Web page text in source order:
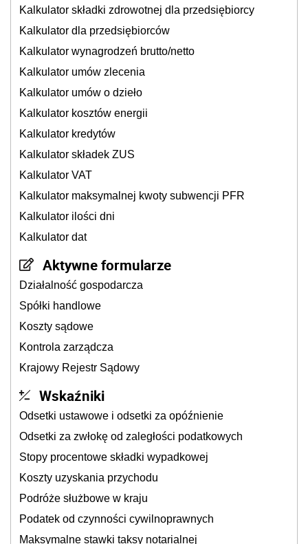
Kalkulator składki zdrowotnej dla przedsiębiorcy
Kalkulator dla przedsiębiorców
Kalkulator wynagrodzeń brutto/netto
Kalkulator umów zlecenia
Kalkulator umów o dzieło
Kalkulator kosztów energii
Kalkulator kredytów
Kalkulator składek ZUS
Kalkulator VAT
Kalkulator maksymalnej kwoty subwencji PFR
Kalkulator ilości dni
Kalkulator dat
Aktywne formularze
Działalność gospodarcza
Spółki handlowe
Koszty sądowe
Kontrola zarządcza
Krajowy Rejestr Sądowy
Wskaźniki
Odsetki ustawowe i odsetki za opóźnienie
Odsetki za zwłokę od zaległości podatkowych
Stopy procentowe składki wypadkowej
Koszty uzyskania przychodu
Podróże służbowe w kraju
Podatek od czynności cywilnoprawnych
Maksymalne stawki taksy notarialnej